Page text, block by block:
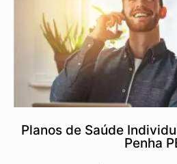
Planos de Saúde
Penha